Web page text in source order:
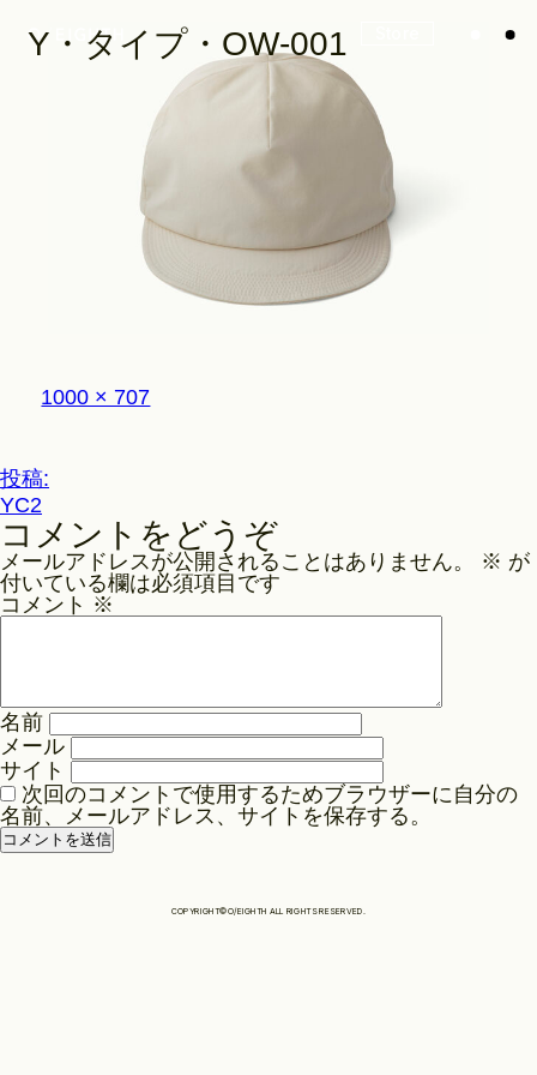
Construction
Philosophy
Y・タイプ・OW-001
フ
ル
ズ
1000 × 707
投
稿
ナ
ビ
ゲ
ョ
ン
投稿:
YC2
コメントをどうぞ
メールアドレスが公開されることはありません。 ※ が
付いている欄は必須項目です
コメント ※
名前
メール
サイト
次回のコメントで使用するためブラウザーに自分の
名前、メールアドレス、サイトを保存する。
COPYRIGHT©O/EIGHTH ALL RIGHTS RESERVED.